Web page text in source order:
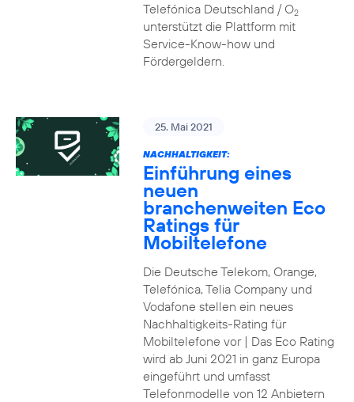
Telefónica Deutschland / O2
unterstützt die Plattform mit
Service-Know-how und
Fördergeldern.
25. Mai 2021
NACHHALTIGKEIT:
Einführung eines
neuen
branchenweiten Eco
Ratings für
Mobiltelefone
Die Deutsche Telekom, Orange,
Telefónica, Telia Company und
Vodafone stellen ein neues
Nachhaltigkeits-Rating für
Mobiltelefone vor | Das Eco Rating
wird ab Juni 2021 in ganz Europa
eingeführt und umfasst
Telefonmodelle von 12 Anbietern